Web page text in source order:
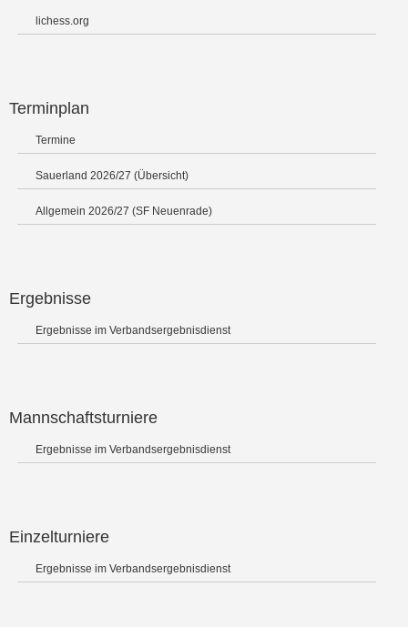
lichess.org
Terminplan
Termine
Sauerland 2026/27 (Übersicht)
Allgemein 2026/27 (SF Neuenrade)
Ergebnisse
Ergebnisse im Verbandsergebnisdienst
Mannschaftsturniere
Ergebnisse im Verbandsergebnisdienst
Einzelturniere
Ergebnisse im Verbandsergebnisdienst